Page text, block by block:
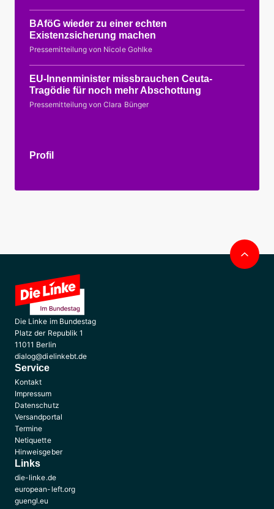
BAföG wieder zu einer echten
Existenzsicherung machen
Pressemitteilung von Nicole Gohlke
EU-Innenminister missbrauchen Ceuta-
Tragödie für noch mehr Abschottung
Pressemitteilung von Clara Bünger
Profil
Die Linke im Bundestag
Platz der Republik 1
11011 Berlin
dialog@dielinkebt.de
Service
Kontakt
Impressum
Datenschutz
Versandportal
Termine
Netiquette
Hinweisgeber
Links
die-linke.de
european-left.org
guengl.eu